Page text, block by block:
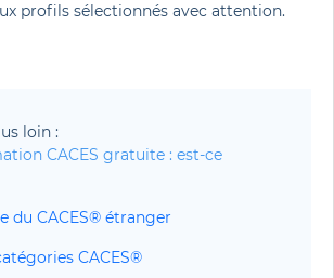
profils sélectionnés avec attention.
loin :
CACES gratuite : est-ce
du CACES® étranger
CACES®